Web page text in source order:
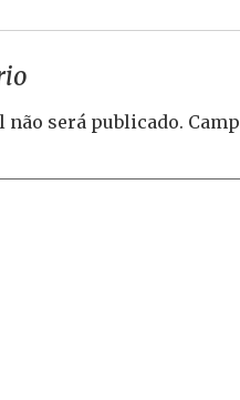
não será publicado.